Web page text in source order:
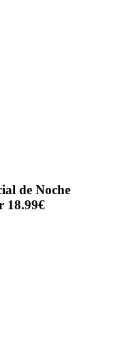
de Noche
18.99€